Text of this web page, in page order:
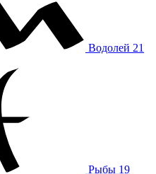
Водолей 21
Рыбы 19